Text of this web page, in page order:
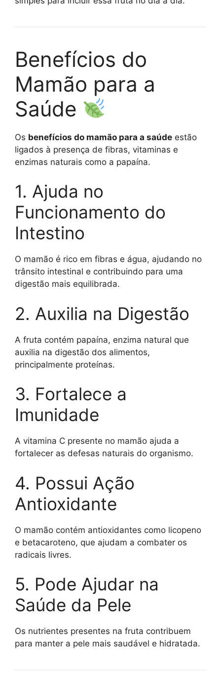
Benefícios do
Mamão para a
Saúde
Os benefícios do mamão para a saúde estão
ligados à presença de fibras, vitaminas e
enzimas naturais como a papaína.
1. Ajuda no
Funcionamento do
Intestino
O mamão é rico em fibras e água, ajudando no
trânsito intestinal e contribuindo para uma
digestão mais equilibrada.
2. Auxilia na Digestão
A fruta contém papaína, enzima natural que
auxilia na digestão dos alimentos,
principalmente proteínas.
3. Fortalece a
Imunidade
A vitamina C presente no mamão ajuda a
fortalecer as defesas naturais do organismo.
4. Possui Ação
Antioxidante
O mamão contém antioxidantes como licopeno
e betacaroteno, que ajudam a combater os
radicais livres.
5. Pode Ajudar na
Saúde da Pele
Os nutrientes presentes na fruta contribuem
para manter a pele mais saudável e hidratada.